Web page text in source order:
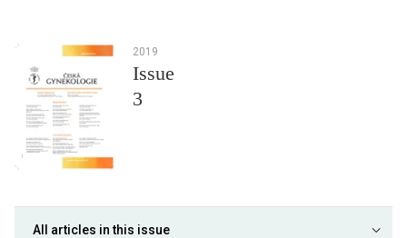
2019
Issue
3
All articles in this issue